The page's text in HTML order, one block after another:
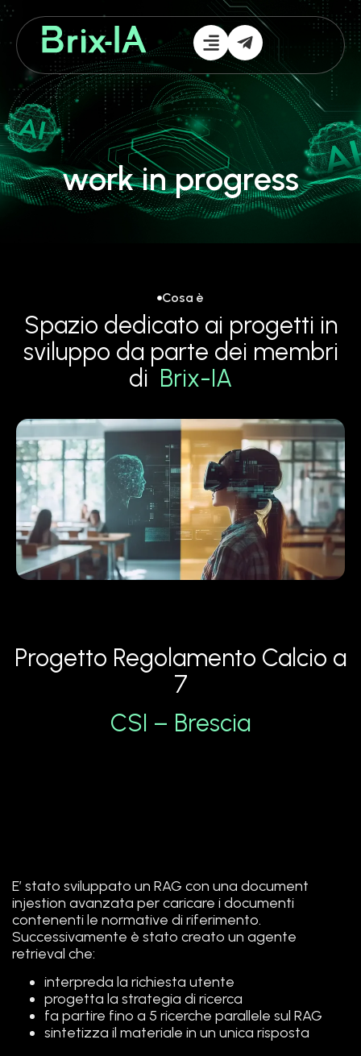
work in progress
Cosa è
Spazio dedicato ai progetti in
sviluppo da parte dei membri
di Brix-IA
Progetto Regolamento Calcio a
7
CSI – Brescia
E’ stato sviluppato un RAG con una document
injestion avanzata per caricare i documenti
contenenti le normative di riferimento.
Successivamente è stato creato un agente
retrieval che:
interpreda la richiesta utente
progetta la strategia di ricerca
fa partire fino a 5 ricerche parallele sul RAG
sintetizza il materiale in un unica risposta